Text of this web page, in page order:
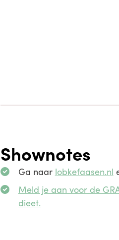
Shownotes
Ga naar lobkefaasen.nl
Meld je aan voor de
dieet.